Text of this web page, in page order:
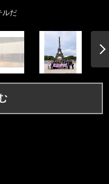
ルだ